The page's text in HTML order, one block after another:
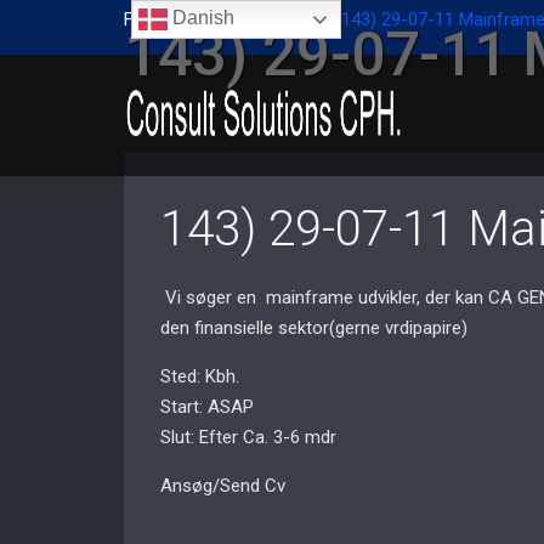
143) 29-07-11
Forside/Div. opgaver / 143) 29-07-11
143) 29-07-11
Vi søger en mainframe udvikler, der kan CA
den finansielle sektor(gerne vrdipapire)
Sted: Kbh.
Start: ASAP
Slut: Efter Ca. 3-6 mdr
Ansøg/Send Cv
Danish